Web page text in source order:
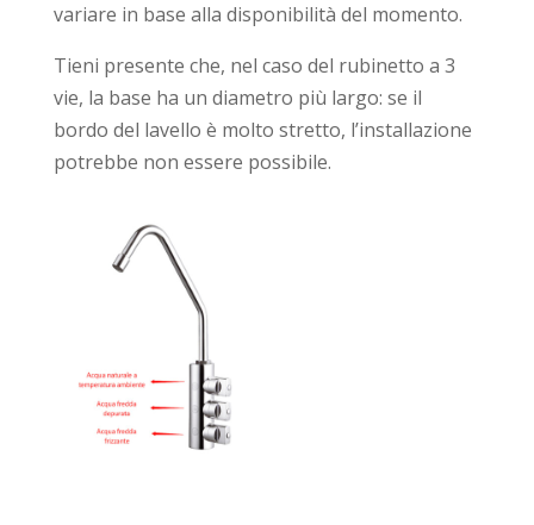
variare in base alla disponibilità del momento.
Tieni presente che, nel caso del rubinetto a 3
vie, la base ha un diametro più largo: se il
bordo del lavello è molto stretto, l’installazione
potrebbe non essere possibile.